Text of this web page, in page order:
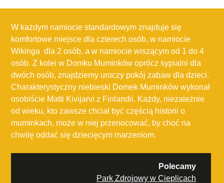
W każdym namiocie standardowym znajduje się
komfortowe miejsce dla czterech osób, w namiocie
Wikinga dla 2 osób, a w namiocie wiszącym od 1 do 4
osób. Z kolei w Domku Muminków oprócz sypialni dla
dwóch osób, znajdziemy uroczy pokój zabaw dla dzieci.
Charakterystyczny niebieski Domek Muminków wykonał
osobiście Matti Kivijarvi z Finlandii. Każdy, niezależnie
od wieku, kto zawsze chciał być częścią historii o
muminkach, może w niej przenocować, by choć na
chwilę oddać się dziecięcym marzeniom.
Polecamy
Park Zdrojowy w Cieplicach